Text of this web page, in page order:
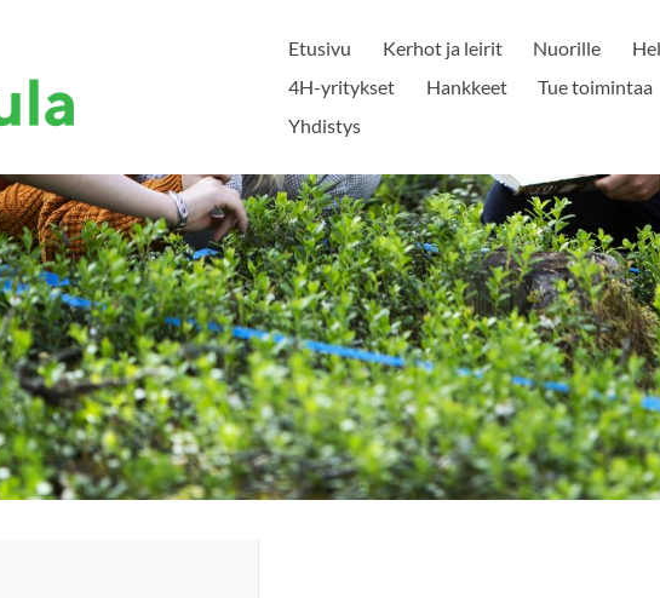
Etusivu Kerhot ja leirit Nuorille
4H-yritykset
Hankkeet Tue toimintaa
Yhdistys